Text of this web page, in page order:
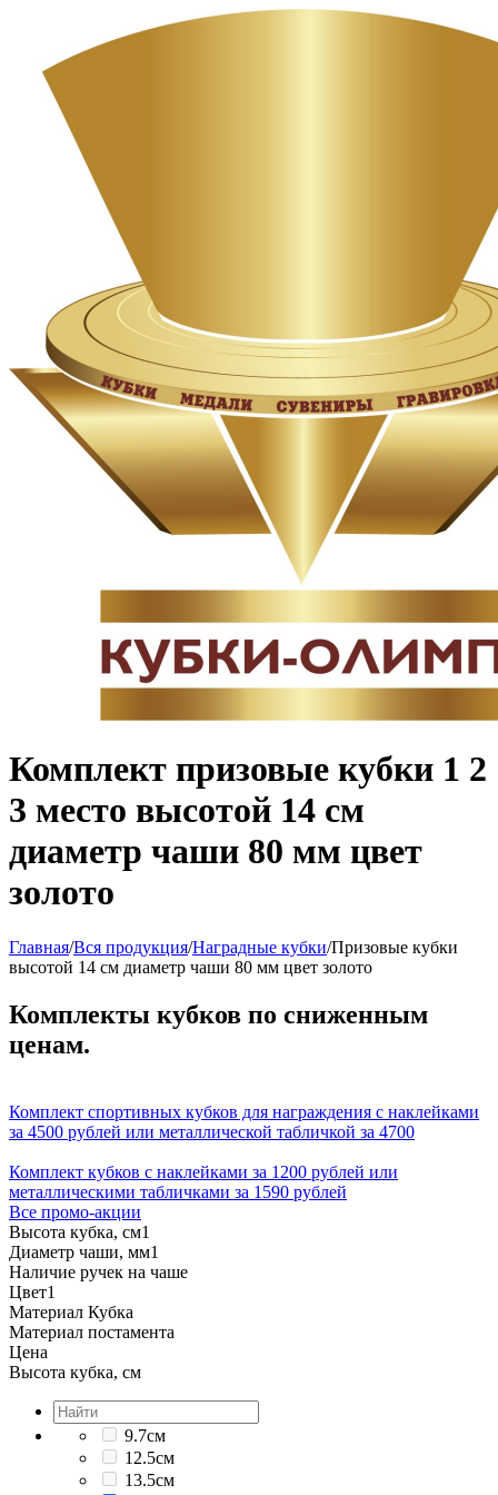
Комплект призовые кубки 1 2
3 место высотой 14 см
диаметр чаши 80 мм цвет
золото
Главная/Вся продукция/Наградные кубки/Призовые кубки
высотой 14 см диаметр чаши 80 мм цвет золото
Комплекты кубков по сниженным
ценам.
Комплект спортивных кубков для награждения с наклейками
за 4500 рублей или металлической табличкой за 4700
Комплект кубков с наклейками за 1200 рублей или
металлическими табличками за 1590 рублей
Все промо-акции
Высота кубка, см1
Диаметр чаши, мм1
Наличие ручек на чаше
Цвет1
Материал Кубка
Материал постамента
Цена
Высота кубка, см
9.7см
12.5см
13.5см